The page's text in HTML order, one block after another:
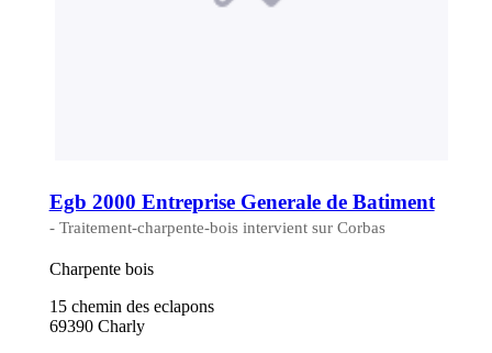
Egb 2000 Entreprise Generale de Batiment
- Traitement-charpente-bois intervient sur Corbas
Charpente bois
15 chemin des eclapons
69390 Charly